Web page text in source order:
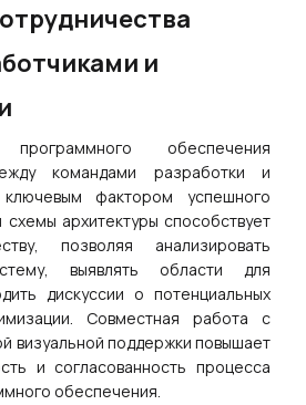
и
обеспечения
командами разработки и
фактором успешного
архитектуры способствует
позволяя анализировать
выявлять области для
дискуссии о потенциальных
Совместная работа с
визуальной поддержки повышает
и согласованность процесса
обеспечения.